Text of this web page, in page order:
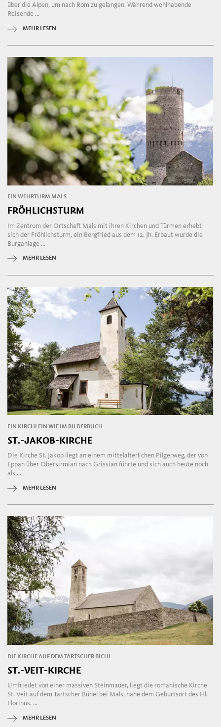
über die Alpen, um nach Rom zu gelangen. Während wohlhabende
Reisende ...
MEHR LESEN
EIN WEHRTURM MALS
FRÖHLICHSTURM
Im Zentrum der Ortschaft Mals mit ihren Kirchen und Türmen erhebt
sich der Fröhlichsturm, ein Bergfried aus dem 12. Jh. Erbaut wurde die
Burganlage ...
MEHR LESEN
EIN KIRCHLEIN WIE IM BILDERBUCH
ST.-JAKOB-KIRCHE
Die Kirche St. Jakob liegt an einem mittelalterlichen Pilgerweg, der von
Eppan über Obersirmian nach Grissian führte und sich auch heute noch
als ...
MEHR LESEN
DIE KIRCHE AUF DEM TARTSCHER BICHL
ST.-VEIT-KIRCHE
Umfriedet von einer massiven Steinmauer, liegt die romanische Kirche
St. Veit auf dem Tartscher Bühel bei Mals, nahe dem Geburtsort des Hl.
Florinus. ...
MEHR LESEN